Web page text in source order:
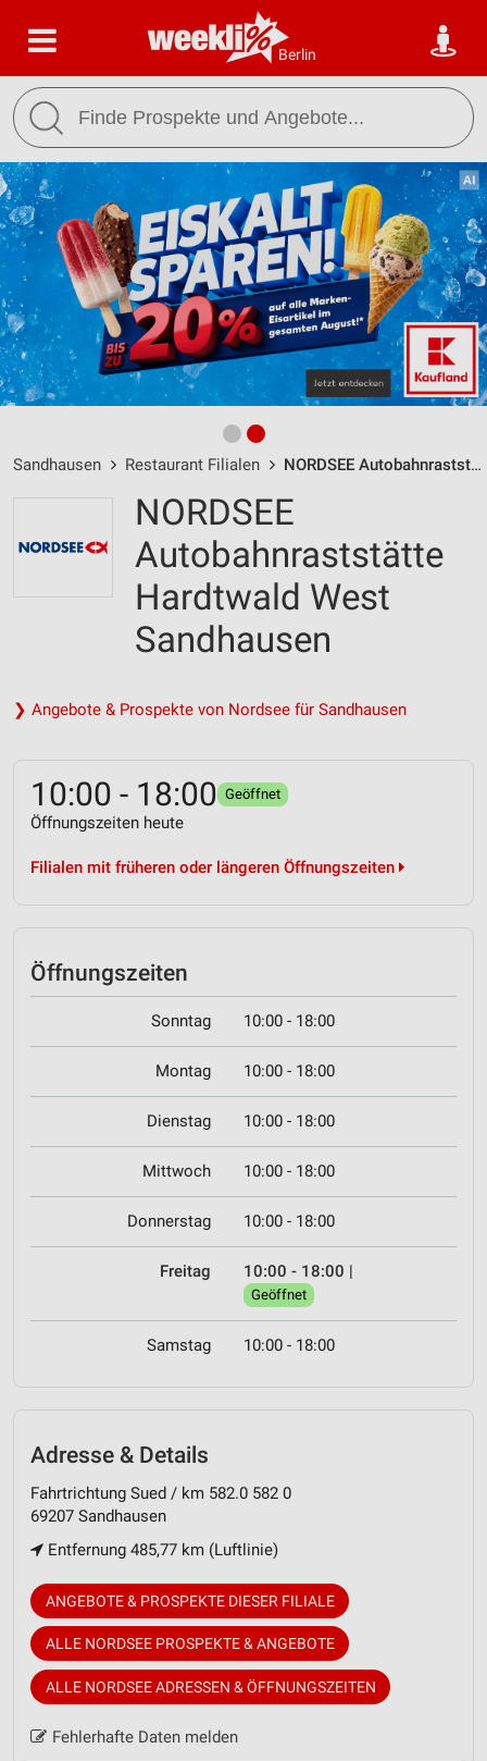
Berlin
Sandhausen Restaurant Filialen NORDSEE Autobahnraststätte Hardtwald West Sandhausen / Fahrtrichtung Sued / km 582.0 582 0 - Öffnungszeiten & Adresse
NORDSEE
Autobahnraststätte
Hardtwald West
Sandhausen
❯ Angebote & Prospekte von Nordsee für Sandhausen
10:00 - 18:00 Geöffnet
Öffnungszeiten heute
Filialen mit früheren oder längeren Öffnungszeiten
Öffnungszeiten
Sonntag 10:00 - 18:00
Montag 10:00 - 18:00
Dienstag 10:00 - 18:00
Mittwoch 10:00 - 18:00
Donnerstag 10:00 - 18:00
Freitag 10:00 - 18:00 |
Geöffnet
Samstag 10:00 - 18:00
Adresse & Details
Fahrtrichtung Sued / km 582.0 582 0
69207 Sandhausen
Entfernung 485,77 km (Luftlinie)
ANGEBOTE & PROSPEKTE DIESER FILIALE
ALLE NORDSEE PROSPEKTE & ANGEBOTE
ALLE NORDSEE ADRESSEN & ÖFFNUNGSZEITEN
Fehlerhafte Daten melden